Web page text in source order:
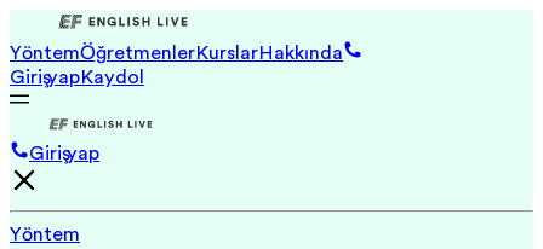
YöntemÖğretmenlerKurslarHakkında
Giriş yapKaydol
Giriş yap
Yöntem